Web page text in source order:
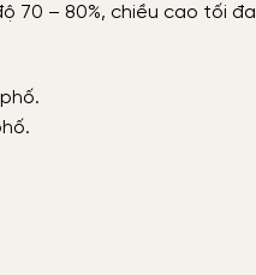
70 – 80%, chiều cao tối đa